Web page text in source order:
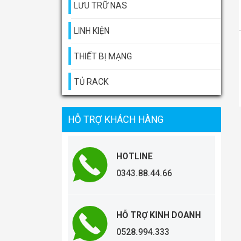
LƯU TRỮ NAS
LINH KIỆN
THIẾT BỊ MẠNG
TỦ RACK
HỖ TRỢ KHÁCH HÀNG
HOTLINE
0343.88.44.66
HỖ TRỢ KINH DOANH
0528.994.333
Thêm vào giỏ